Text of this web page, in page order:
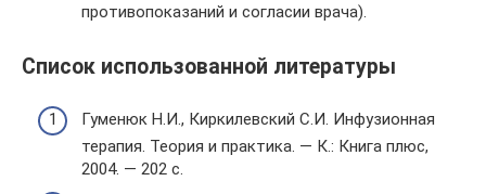
противопоказаний и согласии врача).
Список использованной литературы
Гуменюк Н.И., Киркилевский С.И. Инфузионная
терапия. Теория и практика. — К.: Книга плюс,
2004. — 202 с.